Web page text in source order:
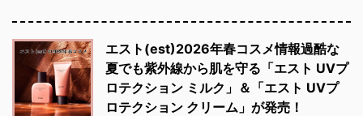
エスト(est)2026年春コスメ情報過酷な
夏でも紫外線から肌を守る「エスト UVプ
ロテクション ミルク」＆「エスト UVプ
ロテクション クリーム」が発売！